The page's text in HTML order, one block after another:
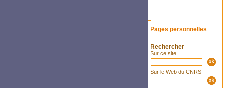
Pages personnelles
Rechercher
Sur ce site
Sur le Web du CNRS